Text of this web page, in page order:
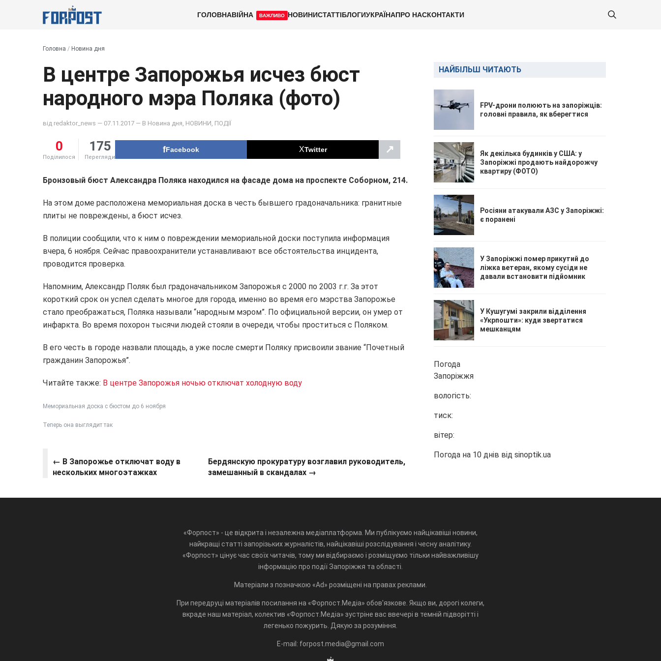
ГОЛОВНАВІЙНА ВАЖЛИВО НОВИНИСТАТТІБЛОГИУКРАЇНАПРО НАСКОНТАКТИ
Головна / Новина дня
В центре Запорожья исчез бюст
народного мэра Поляка (фото)
від redaktor_news — 07.11.2017 — В Новина дня НОВИНИ ПОДІЇ
0
Поділилося
175
Перегляди
Facebook Twitter ↗
Бронзовый бюст Александра Поляка находился на фасаде дома на проспекте Соборном, 214.
На этом доме расположена мемориальная доска в честь бывшего градоначальника: гранитные
плиты не повреждены, а бюст исчез.
В полиции сообщили, что к ним о повреждении мемориальной доски поступила информация
вчера, 6 ноября. Сейчас правоохранители устанавливают все обстоятельства инцидента,
проводится проверка.
Напомним, Александр Поляк был градоначальником Запорожья с 2000 по 2003 г.г. За этот
короткий срок он успел сделать многое для города, именно во время его мэрства Запорожье
стало преображаться, Поляка называли “народным мэром”. По официальной версии, он умер от
инфаркта. Во время похорон тысячи людей стояли в очереди, чтобы проститься с Поляком.
В его честь в городе назвали площадь, а уже после смерти Поляку присвоили звание “Почетный
гражданин Запорожья”.
Читайте также: В центре Запорожья ночью отключат холодную воду
Мемориальная доска с бюстом до 6 ноября
Теперь она выглядит так
← В Запорожье отключат воду в
нескольких многоэтажках
Бердянскую прокуратуру возглавил руководитель,
замешанный в скандалах →
НАЙБІЛЬШ ЧИТАЮТЬ
FPV-дрони полюють на запоріжців:
головні правила, як вберегтися
Як декілька будинків у США: у
Запоріжжі продають найдорожчу
квартиру (ФОТО)
Росіяни атакували АЗС у Запоріжжі:
є поранені
У Запоріжжі помер прикутий до
ліжка ветеран, якому сусіди не
давали встановити підйомник
У Кушугумі закрили відділення
«Укрпошти»: куди звертатися
мешканцям
Погода
Запоріжжя
вологість:
тиск:
вітер:
Погода на 10 днів від sinoptik.ua
«Форпост» - це відкрита і незалежна медіаплатформа. Ми публікуємо найцікавіші новини,
найкращі статті запорізьких журналістів, найцікавіші розслідування і чесну аналітику.
«Форпост» цінує час своїх читачів, тому ми відбираємо і розміщуємо тільки найважливішу
інформацію про події Запоріжжя та області.
Матеріали з позначкою «Ad» розміщені на правах реклами.
При передруці матеріалів посилання на «Форпост.Медіа» обов'язкове. Якщо ви, дорогі колеги,
вкраде наш матеріал, колектив «Форпост.Медіа» зустріне вас ввечері в темній підворітті і
легенько пожурить. Дякую за розуміння.
E-mail: forpost.media@gmail.com